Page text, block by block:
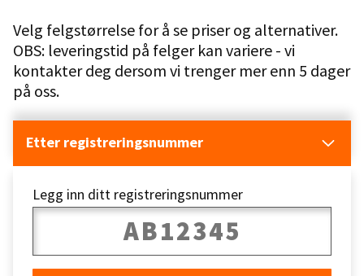
Velg felgstørrelse for å se priser og alternativer.
OBS: leveringstid på felger kan variere - vi
kontakter deg dersom vi trenger mer enn 5 dager
på oss.
Etter registreringsnummer
Legg inn ditt registreringsnummer